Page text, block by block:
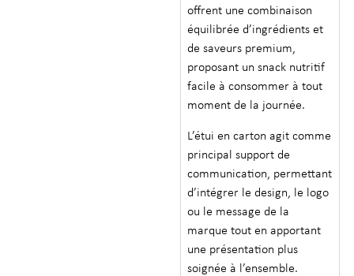
offrent une combinaison
équilibrée d’ingrédients et
de saveurs premium,
proposant un snack nutritif
facile à consommer à tout
moment de la journée.
L’étui en carton agit comme
principal support de
communication, permettant
d’intégrer le design, le logo
ou le message de la
marque tout en apportant
une présentation plus
soignée à l’ensemble.